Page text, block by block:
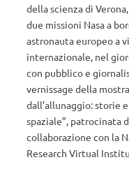
della scienza di Verona,
due missioni Nasa a
astronauta europeo a
internazionale, nel
con pubblico e
vernissage della
dall’allunaggio: storie
spaziale”, patrocinata
collaborazione con la
Research Virtual